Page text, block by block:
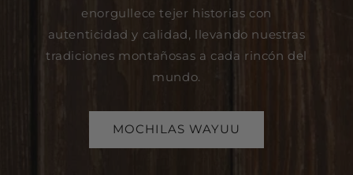
enorgullece tejer historias con
autenticidad y calidad, llevando nuestras
tradiciones montañosas a cada rincón del
mundo.
MOCHILAS WAYUU